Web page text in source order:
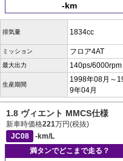
-km
排気量 1834cc
ミッション フロア4AT
最大出力 140ps/6000rpm
生産期間
1998年08月～
9年04月
1.8 ヴィエント MMCS仕様
新車時価格221万円(税抜)
JC08
-km/L
満タンでどこまで走る？